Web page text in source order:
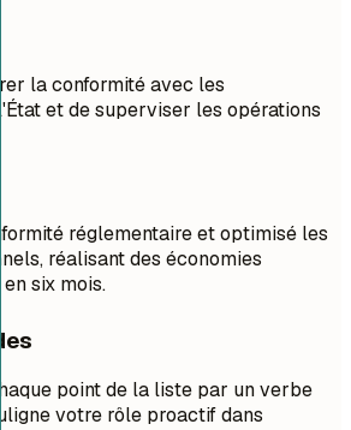
la conformité avec les
et de superviser les opérations
réglementaire et optimisé les
réalisant des économies
en six mois.
point de la liste par un verbe
votre rôle proactif dans